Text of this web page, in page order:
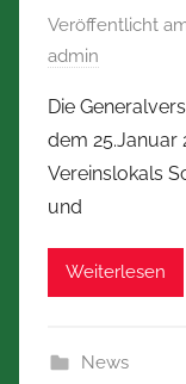
Veröffentlicht
admin
Die
dem 25.Januar
Vereinslokals
und
Weiterlesen
News